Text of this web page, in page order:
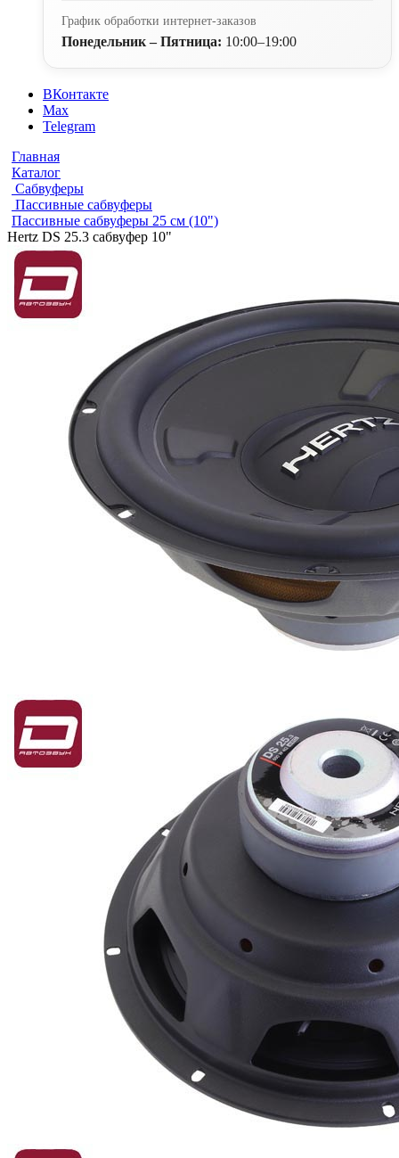
График обработки интернет-заказов
Понедельник – Пятница: 10:00–19:00
ВКонтакте
Max
Telegram
Главная
Каталог
Сабвуферы
Пассивные сабвуферы
Пассивные сабвуферы 25 см (10")
Hertz DS 25.3 сабвуфер 10"